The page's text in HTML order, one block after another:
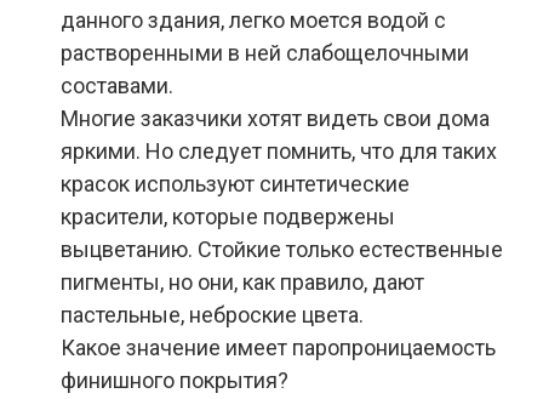
данного здания, легко моется водой с
растворенными в ней слабощелочными
составами.
Многие заказчики хотят видеть свои дома
яркими. Но следует помнить, что для таких
красок используют синтетические
красители, которые подвержены
выцветанию. Стойкие только естественные
пигменты, но они, как правило, дают
пастельные, неброские цвета.
Какое значение имеет паропроницаемость
финишного покрытия?